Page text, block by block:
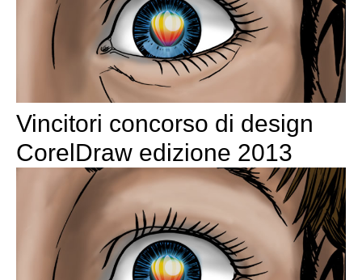
Vincitori concorso di design
CorelDraw edizione 2013